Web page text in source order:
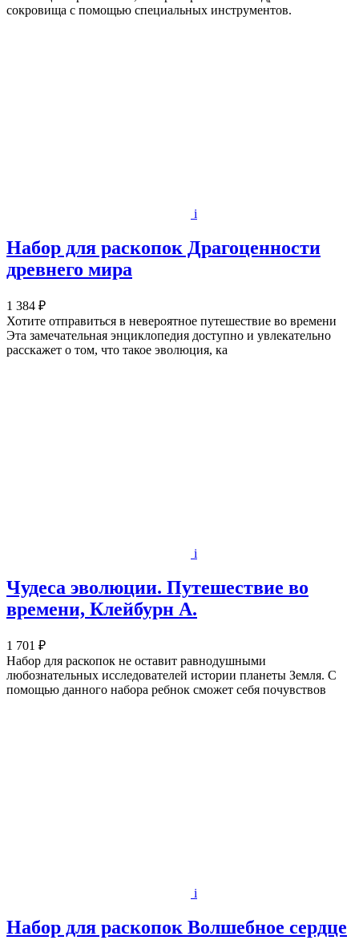
сокровища с помощью специальных инструментов.
i
Набор для раскопок Драгоценности
древнего мира
1 384 ₽
Хотите отправиться в невероятное путешествие во времени
Эта замечательная энциклопедия доступно и увлекательно
расскажет о том, что такое эволюция, ка
i
Чудеса эволюции. Путешествие во
времени, Клейбурн А.
1 701 ₽
Набор для раскопок не оставит равнодушными
любознательных исследователей истории планеты Земля. С
помощью данного набора ребнок сможет себя почувствов
i
Набор для раскопок Волшебное сердце